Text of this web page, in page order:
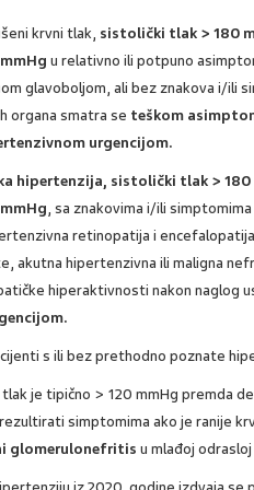
krvni tlak, sistolički tlak > 180
u relativno ili potpuno
glavoboljom, ali bez znakova i/ili
organa smatra se teškom
urgencijom.
hipertenzija, sistolički tlak >
, sa znakovima i/ili
retinopatija i
akutna hipertenzivna ili maligna
hiperaktivnosti nakon naglog
s ili bez prethodno poznate
je tipično > 120 mmHg premda
simptomima ako je ranije
glomerulonefritis u mlađoj